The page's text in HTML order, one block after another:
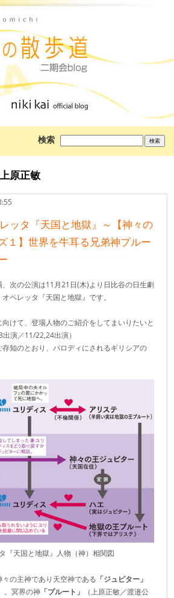
検索
を
原正敏
ッタ『天国と地獄』～【神々の
１】世界を牛耳る兄弟神プルー
次の公演は11月21日(木)より日比谷の日生劇
ペレッタ『天国と地獄』です。
けて、登場人物のご紹介をしてまいりたいと
演／11/22,24出演）
知のとおり、パロディにされるギリシアの
『天国と地獄』人物（神）相関図
の主神であり天空神である 「ジュピター」
。冥界の神 「プルート」
（上原正敏／渡邉公